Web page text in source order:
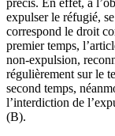
précis. En effet, à
expulser le réfugié,
correspond le droit
premier temps,
non-expulsion,
régulièrement sur le
second temps,
l’interdiction de
(B).